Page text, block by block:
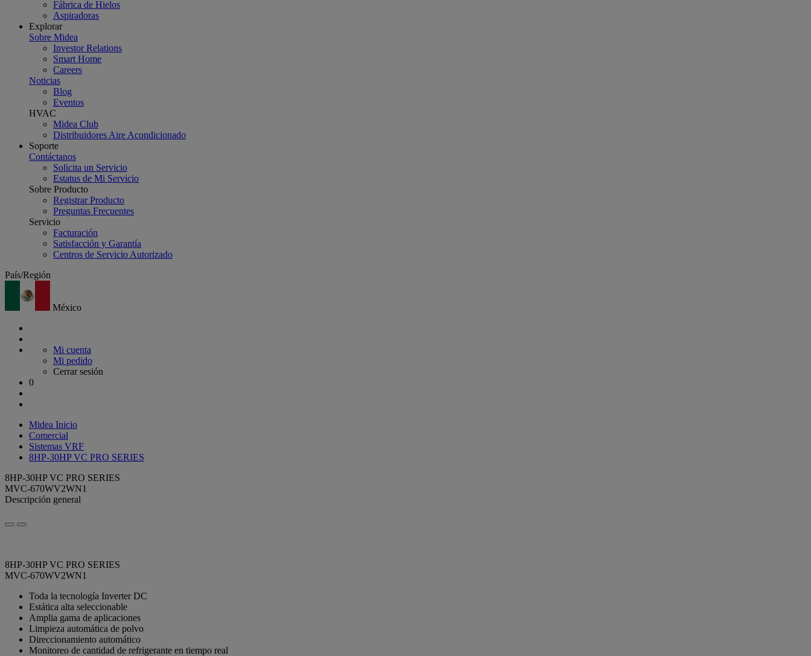
Fábrica de Hielos
Aspiradoras
Explorar
Sobre Midea
Investor Relations
Smart Home
Careers
Noticias
Blog
Eventos
HVAC
Midea Club
Distribuidores Aire Acondicionado
Soporte
Contáctanos
Solicita un Servicio
Estatus de Mi Servicio
Sobre Producto
Registrar Producto
Preguntas Frecuentes
Servicio
Facturación
Satisfacción y Garantía
Centros de Servicio Autorizado
País/Región
México
Mi cuenta
Mi pedido
Cerrar sesión
0
Midea Inicio
Comercial
Sistemas VRF
8HP-30HP VC PRO SERIES
8HP-30HP VC PRO SERIES
MVC-670WV2WN1
Descripción general
8HP-30HP VC PRO SERIES
MVC-670WV2WN1
Toda la tecnología Inverter DC
Estática alta seleccionable
Amplia gama de aplicaciones
Limpieza automática de polvo
Direccionamiento automático
Monitoreo de cantidad de refrigerante en tiempo real